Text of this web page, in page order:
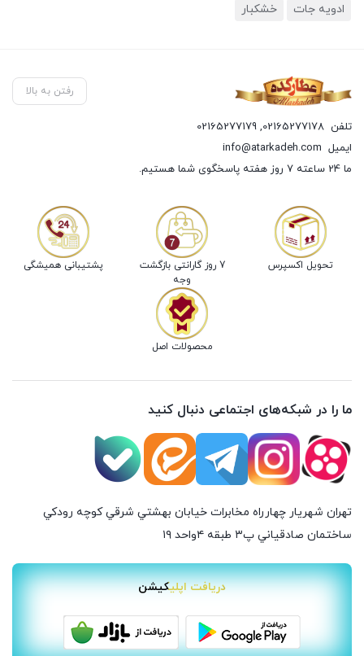
ادویه جات خشکبار
رفتن به بالا
تلفن 02165277178
,
02165277179
ایمیل info@atarkadeh.com
ما 24 ساعته 7 روز هفته پاسخگوی شما هستیم.
تحویل اکسپرس
7 روز گارانتی بازگشت
وجه
پشتیبانی همیشگی
محصولات اصل
ما را در شبکه‌های اجتماعی دنبال کنید
تهران شهريار چهارراه مخابرات خيابان بهشتي شرقي كوچه رودكي
ساختمان صادقياني پ٣ طبقه ٤واحد ۱۹
دریافت اپلیکیشن